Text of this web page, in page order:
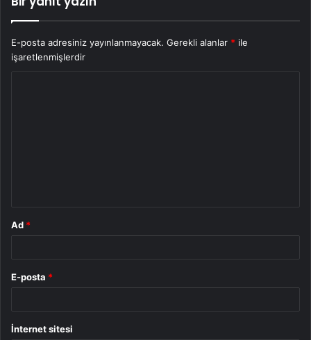
E-posta adresiniz yayınlanmayacak. Gerekli alanlar * ile
işaretlenmişlerdir
Ad *
E-posta *
İnternet sitesi